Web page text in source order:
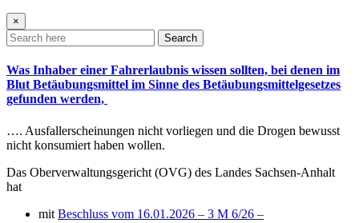
×
Search
Was Inhaber einer Fahrerlaubnis wissen sollten, bei denen im
Blut Betäubungsmittel im Sinne des Betäubungsmittelgesetzes
gefunden werden,
…. Ausfallerscheinungen nicht vorliegen und die Drogen bewusst
nicht konsumiert haben wollen.
Das Oberverwaltungsgericht (OVG) des Landes Sachsen-Anhalt
hat
mit Beschluss vom 16.01.2026 – 3 M 6/26 –